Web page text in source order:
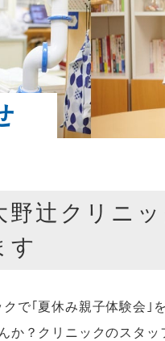
野辻クリニ
す
で｢夏休み親子体験会｣
か？クリニックのスタ